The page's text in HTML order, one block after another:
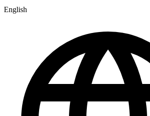
English